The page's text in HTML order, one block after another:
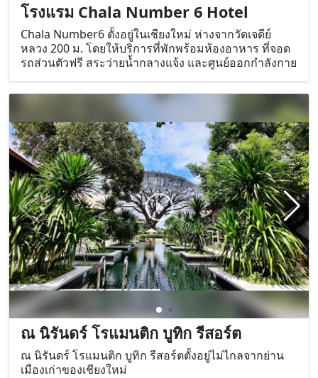
โรงแรม Chala Number 6 Hotel
Chala Number6 ตั้งอยู่ในเชียงใหม่ ห่างจากวัดเจดีย์
หลวง 200 ม. โดยให้บริการที่พักพร้อมห้องอาหาร ที่จอด
รถส่วนตัวฟรี สระว่ายน้ำกลางแจ้ง และศูนย์ออกกำลังกาย
ณ นิรันดร์ โรแมนติก บูทิก รีสอร์ต
ณ นิรันดร์ โรแมนติก บูทิก รีสอร์ตตั้งอยู่ไม่ไกลจากย่าน
เมืองเก่าของเชียงใหม่